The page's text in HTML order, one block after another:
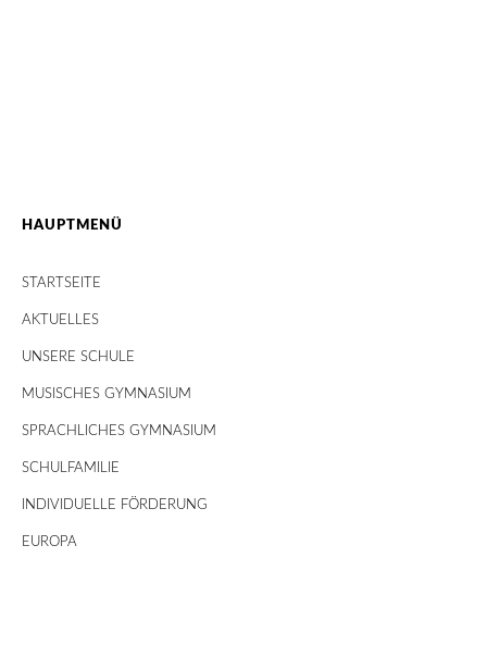
HAUPTMENÜ
STARTSEITE
AKTUELLES
UNSERE SCHULE
MUSISCHES GYMNASIUM
SPRACHLICHES GYMNASIUM
SCHULFAMILIE
INDIVIDUELLE FÖRDERUNG
EUROPA